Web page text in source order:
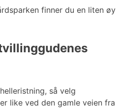
finner du en liten øy
så velg
like ved den gamle veien fra